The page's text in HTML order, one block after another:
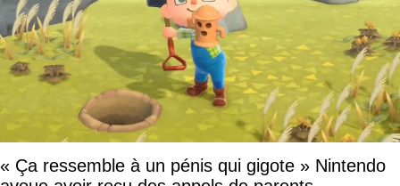
« Ça ressemble à un pénis qui gigote » Nintendo